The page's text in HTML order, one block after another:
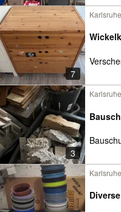
7
Karlsruhe
3
Karlsruhe
Karlsruhe